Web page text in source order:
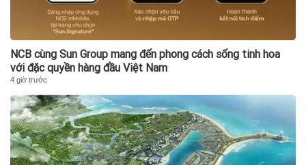
NCB cùng Sun Group mang đến phong cách sống tinh hoa
với đặc quyền hàng đầu Việt Nam
4 giờ trước